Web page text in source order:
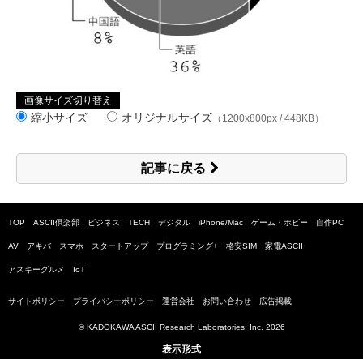
画像サイズ切り替え
縮小サイズ オリジナルサイズ （1200x800px / 448KB）
記事に戻る
TOP ASCII倶楽部 ビジネス TECH デジタル iPhone/Mac ゲーム・ホビー 自作PC
AV アキバ スマホ スタートアップ プログラミング+ 格安SIM 家電ASCII
アスキーグルメ IoT
サイトポリシー プライバシーポリシー 運営会社 お問い合わせ 広告掲載
© KADOKAWA ASCII Research Laboratories, Inc. 2026
表示形式